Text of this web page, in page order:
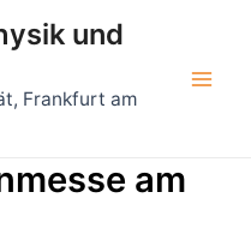
und
Frankfurt am
am